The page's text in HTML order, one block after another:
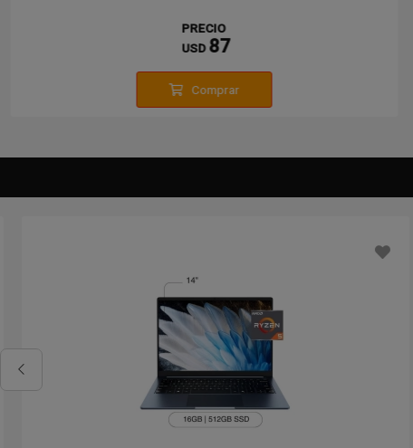
PRECIO
USD 87
Comprar